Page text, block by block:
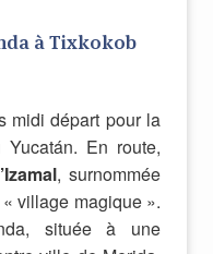
à Tixkokob
midi départ pour la
En route,
, surnommée
village magique ».
située à une